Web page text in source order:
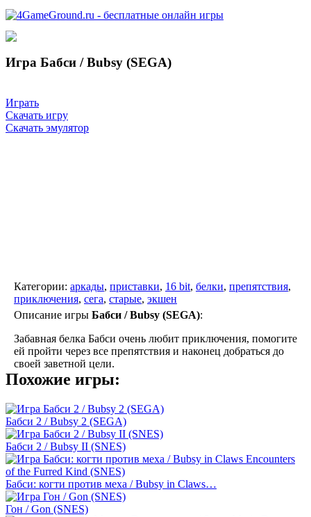
Игра Бабси / Bubsy (SEGA)
Играть
Скачать игру
Скачать эмулятор
Категории: аркады, приставки, 16 bit, белки, препятствия,
приключения, сега, старые, экшен
Описание игры Бабси / Bubsy (SEGA):
Забавная белка Бабси очень любит приключения, помогите
ей пройти через все препятствия и наконец добраться до
своей заветной цели.
Похожие игры:
Бабси 2 / Bubsy 2 (SEGA)
Бабси 2 / Bubsy II (SNES)
Бабси: когти против меха / Bubsy in Claws…
Гон / Gon (SNES)